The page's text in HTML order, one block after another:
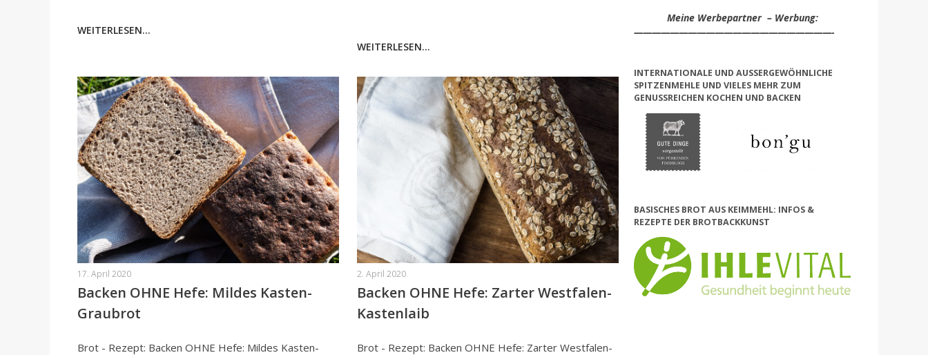
WEITERLESEN...
WEITERLESEN...
17. April 2020
Backen OHNE Hefe: Mildes Kasten-
Graubrot
Brot - Rezept: Backen OHNE Hefe: Mildes Kasten-
2. April 2020
Backen OHNE Hefe: Zarter Westfalen-
Kastenlaib
Brot - Rezept: Backen OHNE Hefe: Zarter Westfalen-
Meine Werbepartner – Werbung:
——————————————————————-
INTERNATIONALE UND AUSSERGEWÖHNLICHE S
PITZENMEHLE UND VIELES MEHR ZUM G
ENUSSREICHEN KOCHEN UND BACKEN
BASISCHES BROT AUS KEIMMEHL: INFOS &
REZEPTE DER BROTBACKKUNST